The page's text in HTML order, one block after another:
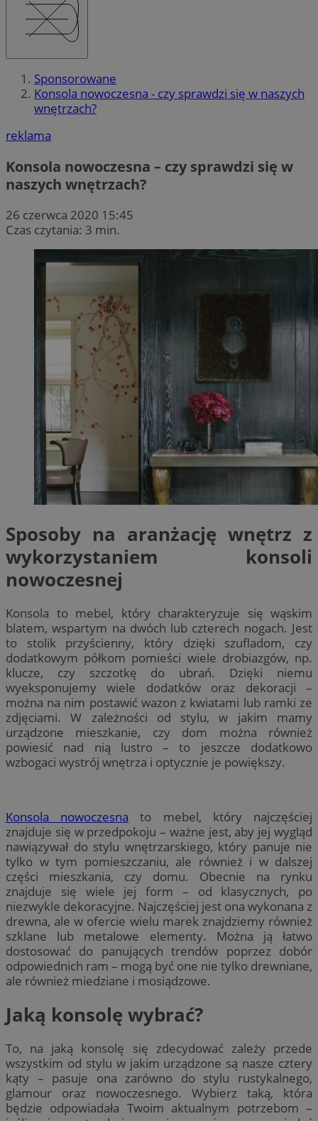
Sponsorowane
Konsola nowoczesna - czy sprawdzi się w naszych
wnętrzach?
reklama
Konsola nowoczesna – czy sprawdzi się w
naszych wnętrzach?
26 czerwca 2020 15:45
Czas czytania: 3 min.
Sposoby na aranżację wnętrz z
wykorzystaniem konsoli
nowoczesnej
Konsola to mebel, który charakteryzuje się wąskim
blatem, wspartym na dwóch lub czterech nogach. Jest
to stolik przyścienny, który dzięki szufladom, czy
dodatkowym półkom pomieści wiele drobiazgów, np.
klucze, czy szczotkę do ubrań. Dzięki niemu
wyeksponujemy wiele dodatków oraz dekoracji –
można na nim postawić wazon z kwiatami lub ramki ze
zdjęciami. W zależności od stylu, w jakim mamy
urządzone mieszkanie, czy dom można również
powiesić nad nią lustro – to jeszcze dodatkowo
wzbogaci wystrój wnętrza i optycznie je powiększy.
Konsola nowoczesna to mebel, który najczęściej
znajduje się w przedpokoju – ważne jest, aby jej wygląd
nawiązywał do stylu wnętrzarskiego, który panuje nie
tylko w tym pomieszczaniu, ale również i w dalszej
części mieszkania, czy domu. Obecnie na rynku
znajduje się wiele jej form – od klasycznych, po
niezwykle dekoracyjne. Najczęściej jest ona wykonana z
drewna, ale w ofercie wielu marek znajdziemy również
szklane lub metalowe elementy. Można ją łatwo
dostosować do panujących trendów poprzez dobór
odpowiednich ram – mogą być one nie tylko drewniane,
ale również miedziane i mosiądzowe.
Jaką konsolę wybrać?
To, na jaką konsolę się zdecydować zależy przede
wszystkim od stylu w jakim urządzone są nasze cztery
kąty – pasuje ona zarówno do stylu rustykalnego,
glamour oraz nowoczesnego. Wybierz taką, która
będzie odpowiadała Twoim aktualnym potrzebom –